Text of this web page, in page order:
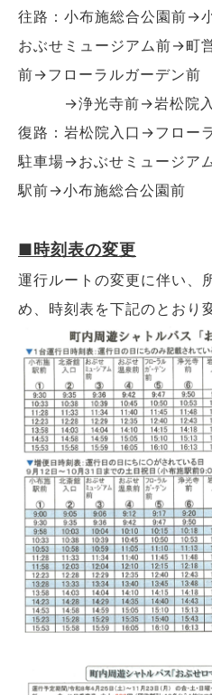
往路：小布施総合公園前→
おぶせミュージアム前→町
前→フローラルガーデン前
→浄光寺前→岩松院入
復路：岩松院入口→フロー
駐車場→おぶせミュージア
駅前→小布施総合公園前
■時刻表の変更
運行ルートの変更に伴い、
め、時刻表を下記のとおり